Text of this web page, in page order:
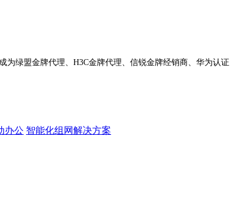
绿盟金牌代理、H3C金牌代理、信锐金牌经销商、华为认证
办公 智能化组网解决方案